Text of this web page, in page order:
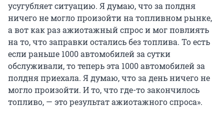
усугубляет ситуацию. Я думаю, что за полдня
ничего не могло произойти на топливном рынке,
а вот как раз ажиотажный спрос и мог повлиять
на то, что заправки остались без топлива. То есть
если раньше 1000 автомобилей за сутки
обслуживали, то теперь эта 1000 автомобилей за
полдня приехала. Я думаю, что за день ничего не
могло произойти. И то, что где-то закончилось
топливо, — это результат ажиотажного спроса».